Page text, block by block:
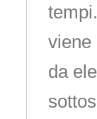
viene
da